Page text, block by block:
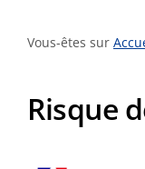
Vous-êtes sur
Risque